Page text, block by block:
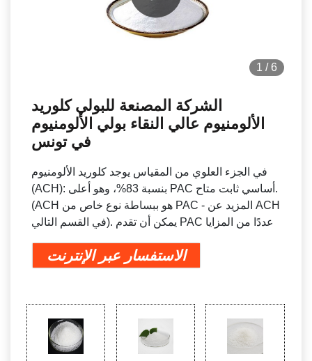
1 / 6
الشركة المصنعة للبولي كلوريد
الألومنيوم عالي النقاء بولي الألومنيوم
في تونس
في الجزء العلوي من المقياس يوجد كلوريد الألومنيوم
(ACH): بنسبة 83%، وهو أعلى PAC أساسي ثابت متاح.
(ACH هو ببساطة نوع خاص من PAC - المزيد عن ACH
في القسم التالي). يمكن أن تقدم PAC عددًا من المزايا
الاستفسار عبر الإنترنت